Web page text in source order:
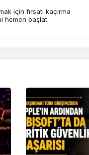
için fırsatı kaçırma
hemen başlat.